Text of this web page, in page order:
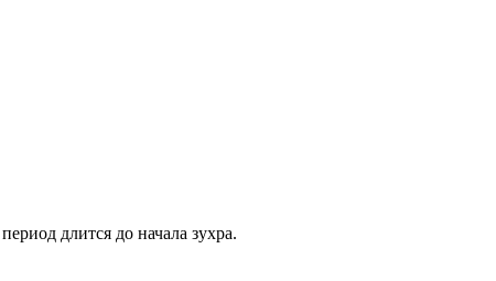
длится до начала зухра.